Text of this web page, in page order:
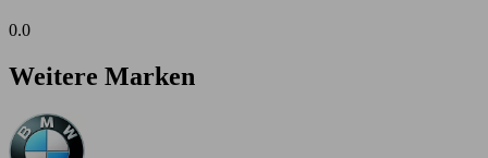
0.0
Weitere Marken